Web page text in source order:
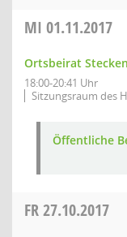
MI 01.11.2017
Ortsbeirat
18:00-20:41 Uhr
Sitzungsraum des
Öffentliche
FR27.10.2017